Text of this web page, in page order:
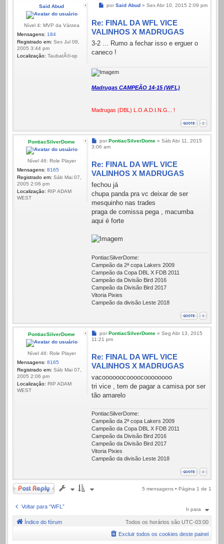
Said Abud
Nível 4: MVP da Várzea
Mensagens: 184
Registrado em: Sex Jul 08,
2005 3:44 pm
Localização: TaubatÃ©-sp
Mensagem
por Said Abud » Sex Abr 10, 2015 2:09 pm
Re: FINAL DA WFL VICE
VALINHOS X MADRUGAS
3-2 ... Rumo a fechar isso e erguer o
caneco !
Madrugas CAMPEÃO 14-15 (WFL)
Madrugas (DBL) L.O.A.D.I.N.G... !
PontiacSilverDome
Nível 46: Role Player
Mensagens: 8165
Registrado em: Sáb Mai 07,
2005 2:06 pm
Localização: RIP ADAM
WEST
Mensagem
por PontiacSilverDome» Sáb Abr 11, 2015
3:06 am
Re: FINAL DA WFL VICE
VALINHOS X MADRUGAS
fechou já
chupa panda pra vc deixar de ser
mesquinho nas trades
praga de comissa pega , macumba
aqui é forte
PontiacSilverDome:
Campeão da 2ª copa Lakers 2009
Campeão da Copa DBL X FDB 2011
Campeão da Divisão Bird 2016
Campeão da Divisão Bird 2017
Vitoria Pixies
Campeão da divisão Leste 2018
PontiacSilverDome
Nível 46: Role Player
Mensagens: 8165
Registrado em: Sáb Mai 07,
2005 2:06 pm
Localização: RIP ADAM
WEST
Mensagem
por PontiacSilverDome» Seg Abr 13, 2015
11:21 pm
Re: FINAL DA WFL VICE
VALINHOS X MADRUGAS
vacoooooocoooocoooooooo
tri vice , tem de pagar a camisa por ser
tão amarelo
PontiacSilverDome:
Campeão da 2ª copa Lakers 2009
Campeão da Copa DBL X FDB 2011
Campeão da Divisão Bird 2016
Campeão da Divisão Bird 2017
Vitoria Pixies
Campeão da divisão Leste 2018
Responder 5 mensagens • Página 1 de 1
Voltar para “WFL” Ir para
Índice do fórum Todos os horários são UTC-03:00
Excluir todos os cookies deste painel